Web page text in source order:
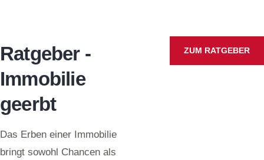
Ratgeber -
Immobilie
geerbt
Das Erben einer Immobilie
bringt sowohl Chancen als
ZUM RATGEBER